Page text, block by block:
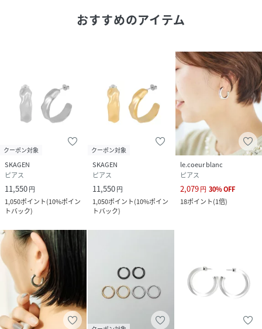
が混在している場合がございます。それにより、商品に表示
ります。ご了承下さいますよう、お願い申し上げます。
性別タイプ レディース
素材 素材（メイン）：ステンレススチール
サイズ FREE
品番
NR6039_SKJ1869040
おすすめのアイテム
クーポン対象
SKAGEN
ピアス
11,550円
1,050ポイント(10%ポイン
トバック)
クーポン対象
SKAGEN
ピアス
11,550円
1,050ポイント(10%ポイン
トバック)
le.coeur blanc
ピアス
2,079円 30%OFF
18ポイント(1倍)